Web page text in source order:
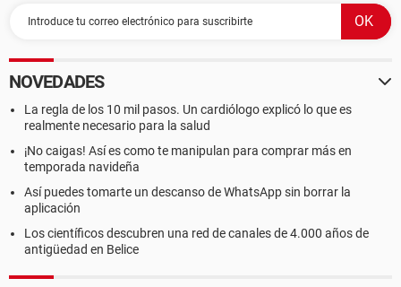
NOVEDADES
La regla de los 10 mil pasos. Un cardiólogo explicó lo que es
realmente necesario para la salud
¡No caigas! Así es como te manipulan para comprar más en
temporada navideña
Así puedes tomarte un descanso de WhatsApp sin borrar la
aplicación
Los científicos descubren una red de canales de 4.000 años de
antigüedad en Belice